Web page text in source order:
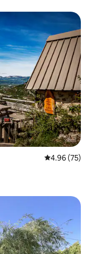
Calificación
4.96 (75)